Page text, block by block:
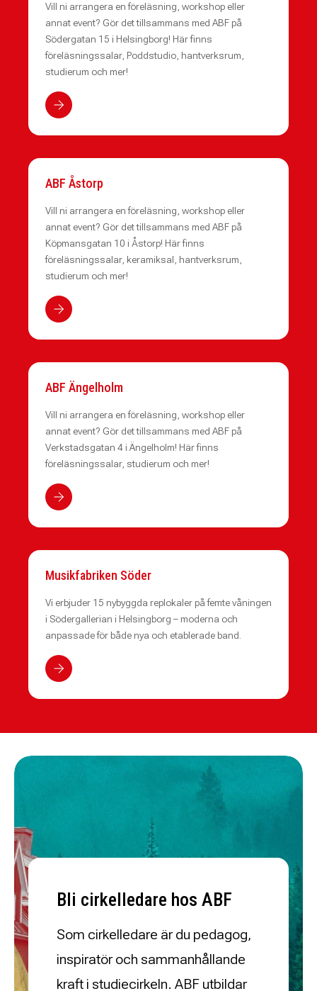
Vill ni arrangera en föreläsning, workshop eller
annat event? Gör det tillsammans med ABF på
Södergatan 15 i Helsingborg! Här finns
föreläsningssalar, Poddstudio, hantverksrum,
studierum och mer!
ABF Åstorp
Vill ni arrangera en föreläsning, workshop eller
annat event? Gör det tillsammans med ABF på
Köpmansgatan 10 i Åstorp! Här finns
föreläsningssalar, keramiksal, hantverksrum,
studierum och mer!
ABF Ängelholm
Vill ni arrangera en föreläsning, workshop eller
annat event? Gör det tillsammans med ABF på
Verkstadsgatan 4 i Ängelholm! Här finns
föreläsningssalar, studierum och mer!
Musikfabriken Söder
Vi erbjuder 15 nybyggda replokaler på femte våningen
i Södergallerian i Helsingborg – moderna och
anpassade för både nya och etablerade band.
Bli cirkelledare hos ABF
Som cirkelledare är du pedagog,
inspiratör och sammanhållande
kraft i studiecirkeln. ABF utbildar